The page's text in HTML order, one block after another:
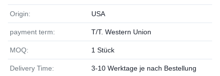
Origin: USA
payment term: T/T. Western Union
MOQ: 1 Stück
Delivery Time: 3-10 Werktage je nach Bestellung